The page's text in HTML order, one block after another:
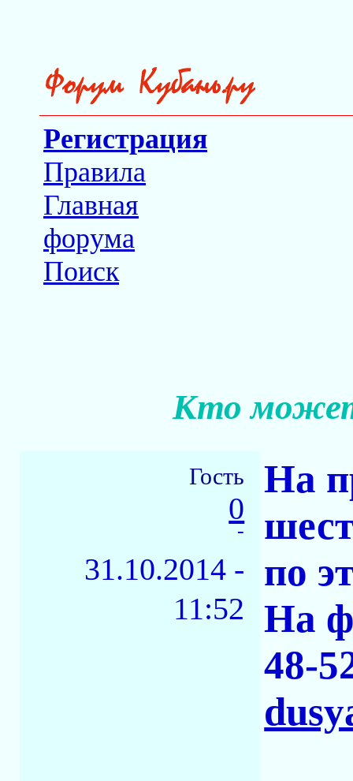
Регистрация
Правила
Главная
форума
Поиск
Кто
Гость
0
-
31.10.2014 -
11:52
На
по
На
48-